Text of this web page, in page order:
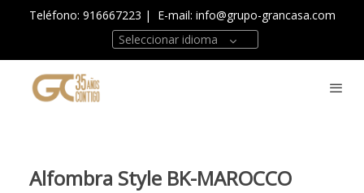
Teléfono: 916667223 | E-mail: info@grupo-grancasa.com
Seleccionar idioma
Alfombra Style BK-MAROCCO